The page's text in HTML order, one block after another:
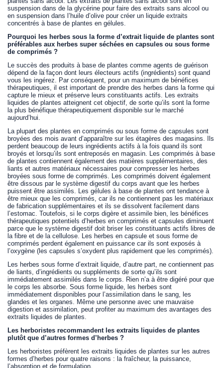
suspension dans de la glycérine pour faire des extraits sans alcool ou
en suspension dans l’huile d’olive pour créer un liquide extraits
concentrés à base de plantes en gélules.
Pourquoi les herbes sous la forme d’extrait liquide de plantes sont
préférables aux herbes super séchées en capsules ou sous forme
de comprimés ?
Le succès des produits à base de plantes comme agents de guérison
dépend de la façon dont leurs électeurs actifs (ingrédients) sont quand
vous les ingérez. Par conséquent, pour un maximum de bénéfices
thérapeutiques, il est important de prendre des herbes dans la forme qui
capture le mieux et préserve leurs constituants actifs. Les extraits
liquides de plantes atteignent cet objectif, de sorte qu’ils sont la forme
la plus bénéfique thérapeutiquement disponible sur le marché
aujourd’hui.
La plupart des plantes en comprimés ou sous forme de capsules sont
broyées des mois avant d’apparaître sur les étagères des magasins. Ils
perdent beaucoup de leurs ingrédients actifs à la fois quand ils sont
broyés et lorsqu’ils sont entreposés en magasin. Les comprimés à base
de plantes contiennent également des matières supplémentaires, des
liants et autres matériaux nécessaires pour compresser les herbes
broyées sous forme de comprimés. Les comprimés doivent également
être dissous par le système digestif du corps avant que les herbes
puissent être assimilés. Les gélules à base de plantes ont tendance à
être mieux que les comprimés, car ils ne contiennent pas les matériaux
de fabrication supplémentaires et ils se dissolvent facilement dans
l’estomac. Toutefois, si le corps digère et assimile bien, les bénéfices
thérapeutiques potentiels d’herbes en comprimés et capsules diminuent
parce que le système digestif doit briser les constituants actifs libres de
la fibre et de la cellulose. Les herbes en capsule et sous forme de
comprimés perdent également en puissance car ils sont exposés à
l’oxygène (les capsules s’oxydent plus rapidement que les comprimés).
Les herbes sous forme d’extrait liquide, d’autre part, ne contiennent pas
de liants, d’ingrédients ou suppléments de sorte qu’ils sont
immédiatement assimilés dans le corps. Rien n’a à être digéré pour que
le corps les absorbe. Sous forme liquide, les herbes sont
immédiatement disponibles pour l’assimilation dans le sang, les
glandes et les organes. Même une personne avec une mauvaise
digestion et assimilation, peut profiter au maximum des avantages des
extraits liquides de plantes.
Les herboristes recommandent les extraits liquides de plantes
plutôt que d’autres formes d’herbes ?
Les herboristes préfèrent les extraits liquides de plantes sur les autres
formes d’herbes pour quatre raisons : la fraîcheur, la puissance,
l’absorption et de formulation.